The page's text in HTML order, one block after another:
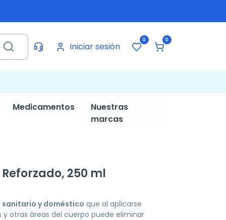
Iniciar sesión
0 0
Medicamentos
Nuestras
marcas
250 ml
y doméstico que al aplicarse
otras áreas del cuerpo puede eliminar